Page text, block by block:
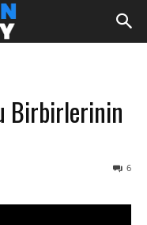
Birbirlerinin
6